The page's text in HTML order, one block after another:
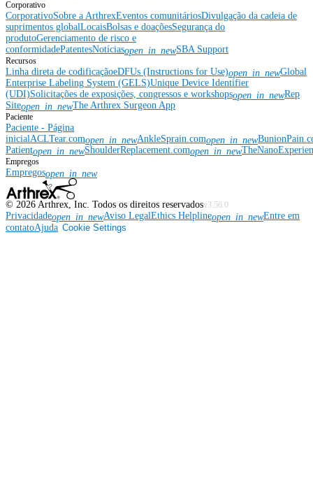
Corporativo
CorporativoSobre a ArthrexEventos comunitáriosDivulgação da cadeia de
suprimentos globalLocaisBolsas e doaçõesSegurança do
produtoGerenciamento de risco e
conformidadePatentesNotíciasopen_in_newSBA Support
Recursos
Linha direta de codificaçãoeDFUs (Instructions for Use)open_in_newGlobal
Enterprise Labeling System (GELS)Unique Device Identifier
(UDI)Solicitações de exposições, congressos e workshopsopen_in_newRep
Siteopen_in_newThe Arthrex Surgeon App
Paciente
Paciente - Página
inicialACLTear.comopen_in_newAnkleSprain.comopen_in_new
Patientopen_in_newShoulderReplacement.comopen_in_new
Empregos
Empregosopen_in_new
© 2026 Arthrex, Inc. Todos os direitos reservadosv3.56.0
Privacidadeopen_in_newAviso LegalEthics Helplineopen_in_newEntre em
contatoAjuda Cookie Settings